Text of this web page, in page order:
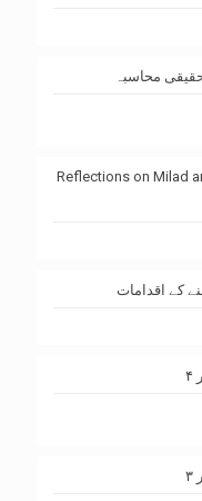
محاسبہ
Reflections on Milad
کے اقدامات